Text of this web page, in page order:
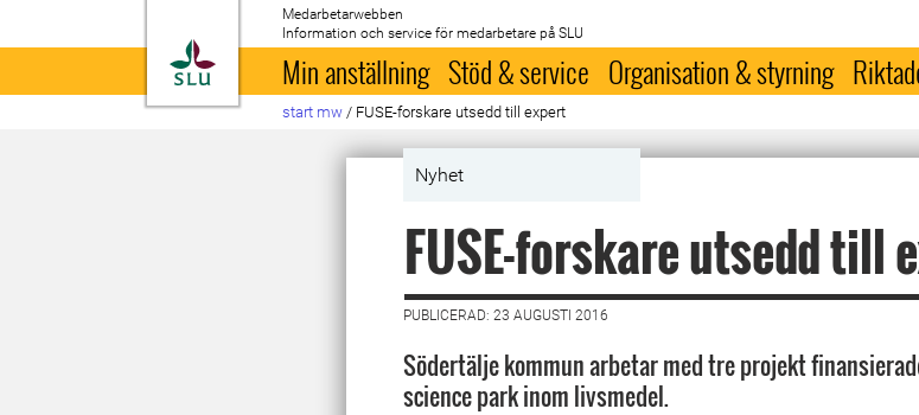
Till startsida
Medarbetarwebben
Information och service för medarbetare på SLU
Min anställning Stöd & service Organisation & styrning
start mw / FUSE-forskare utsedd till expert
Nyhet
FUSE-forskare utsedd till
PUBLICERAD: 23 AUGUSTI 2016
Södertälje kommun arbetar med tre projekt
science park inom livsmedel.